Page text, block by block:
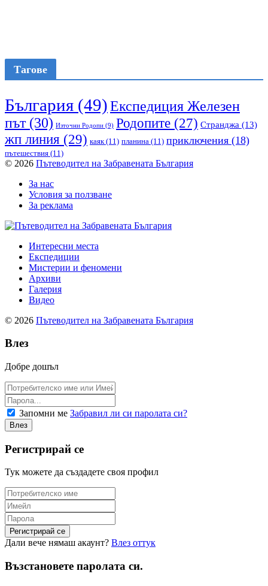
Тагове
България (49)Експедиция Железен
път(30) Източни Родопи (9) Родопите (27) Странджа (13)
жп линия (29) каяк (11) планина (11) приключения (18)
пътешествия (11)
© 2026 Пътеводител на Забравената България
За нас
Условия за ползване
За реклама
Интересни места
Експедиции
Мистерии и феномени
Архиви
Галерия
Видео
© 2026 Пътеводител на Забравената България
Влез
Добре дошъл
Запомни ме Забравил ли си паролата си?
Регистрирай се
Тук можете да създадете своя профил
Дали вече нямаш акаунт? Влез оттук
Възстановете паролата си.